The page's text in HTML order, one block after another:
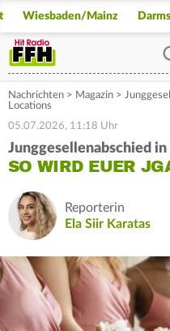
Wiesbaden/Mainz
Nachrichten > Magazin >
Locations
05.07.2026, 11:18 Uhr
Junggesellenabschied in
SO WIRD EUER
Reporterin
Ela Siir Karatas